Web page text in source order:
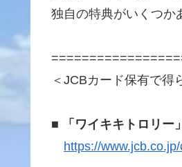
独自の特典がいくつか
＜JCBカード保有で得
■
「ワイキキトロリー
https://